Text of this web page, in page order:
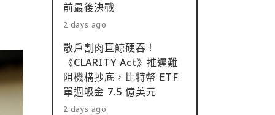
前最後決戰
2 days ago
散戶割肉巨鯨硬吞！
《CLARITY Act》推遲難
阻機構抄底，比特幣 ETF
單週吸金 7.5 億美元
2 days ago